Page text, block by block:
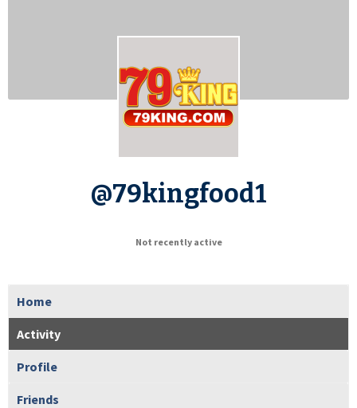
@79kingfood1
Not recently active
Home
Activity
Profile
Friends